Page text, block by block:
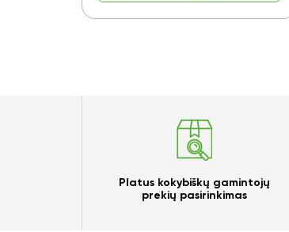
Platus kokybiškų gamintojų
prekių pasirinkimas